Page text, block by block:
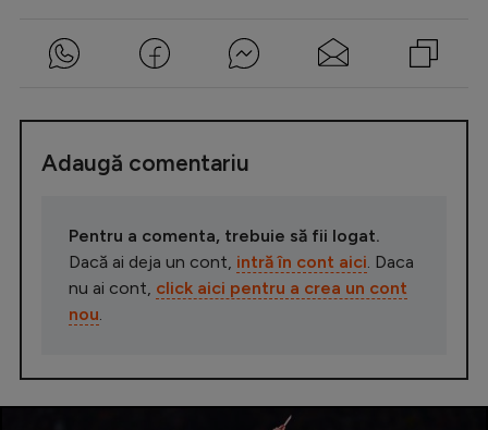
Adaugă comentariu
Pentru a comenta, trebuie să fii logat.
Dacă ai deja un cont, intră în cont aici. Daca
nu ai cont, click aici pentru a crea un cont
nou.